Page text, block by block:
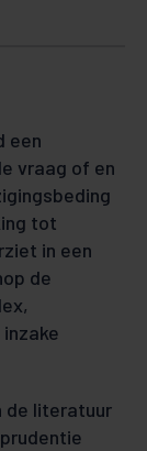
een
vraag of en
tot
in een
de
de literatuur